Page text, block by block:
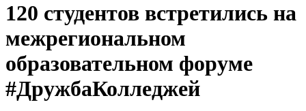
120 студентов встретились на
межрегиональном
образовательном форуме
#ДружбаКолледжей